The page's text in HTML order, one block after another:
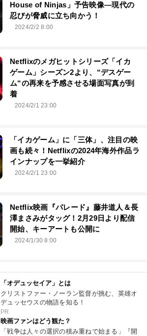
House of Ninjas」予告映像―現代の
忍びが脅威に立ち向かう！
2024/2/2 8:00
Netflixのメガヒットシリーズ「イカ
ゲーム」シーズン2より、“デスゲー
ム“の再来を予感させる場面写真が到
着
2024/2/1 23:00
「イカゲーム」に「三体」、注目の映
画も続々！Netflixの2024年海外作品ラ
インナップを一挙紹介
2024/2/1 23:00
Netflix映画『パレード』藤井道人＆長
澤まさみがタッグ！2月29日より配信
開始、キーアートも公開に
2024/1/30 8:00
「オデュッセイア」とは
クリストファー・ノーラン監督が挑む、英雄オ
デュッセウスの物語を知る！
PR
映画ファンはどう観た？
「戦争は人々の選択の積み重ねで始まる」『開